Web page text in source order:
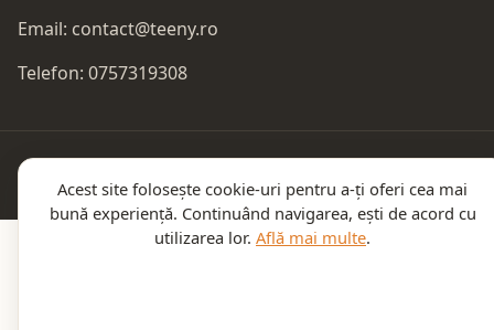
Email: contact@teeny.ro
Telefon: 0757319308
© 2026 Teeny. Toate drepturile rezervate.
Acest site folosește cookie-uri pentru a-ți oferi cea mai
bună experiență. Continuând navigarea, ești de acord cu
utilizarea lor. Află mai multe.